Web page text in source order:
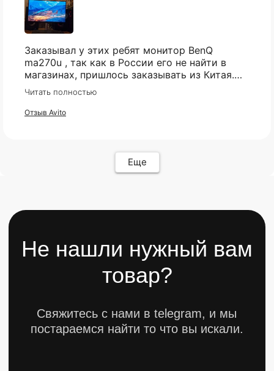
Заказывал у этих ребят монитор BenQ
ma270u , так как в России его не найти в
магазинах, пришлось заказывать из Китая.
Были сначало сомнения , так как монитор
относительно не дешёвый и хрупкий товар,
но товар пришел в целости и сохранности,
Читать полностью
Отзыв Avito
Еще
КАТАЛОГ
Политика конфиденциальности
Популярное
Мониторы
Комплектующие
Кресла
Все товары ↵
Оплата
Условия возврата
FAQ